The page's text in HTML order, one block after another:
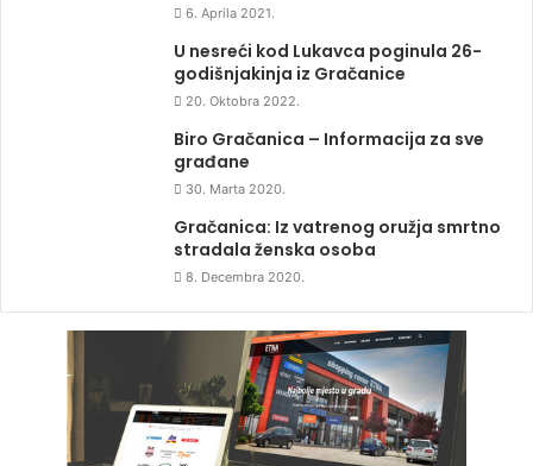
6. Aprila 2021.
U nesreći kod Lukavca poginula 26-
godišnjakinja iz Gračanice
20. Oktobra 2022.
Biro Gračanica – Informacija za sve
građane
30. Marta 2020.
Gračanica: Iz vatrenog oružja smrtno
stradala ženska osoba
8. Decembra 2020.